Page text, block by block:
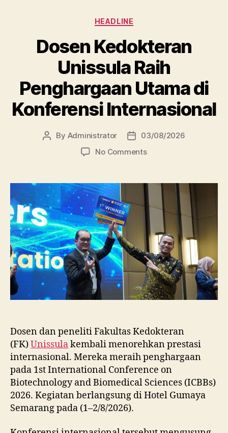
Categories
HEADLINE
Dosen Kedokteran
Unissula Raih
Penghargaan Utama di
Konferensi Internasional
Post
By Administrator
Post
date
03/08/2026
No Commentson
Unissula
Raih
Penghargaan
Utama
di
Konferensi
Internasional
Dosen dan peneliti Fakultas Kedokteran
(FK)Unissulakembali menorehkan prestasi
internasional. Mereka meraih penghargaan
pada 1st International Conference on
Biotechnology and Biomedical Sciences (ICBBs)
2026. Kegiatan berlangsung di Hotel Gumaya
Semarang pada (1–2/8/2026).